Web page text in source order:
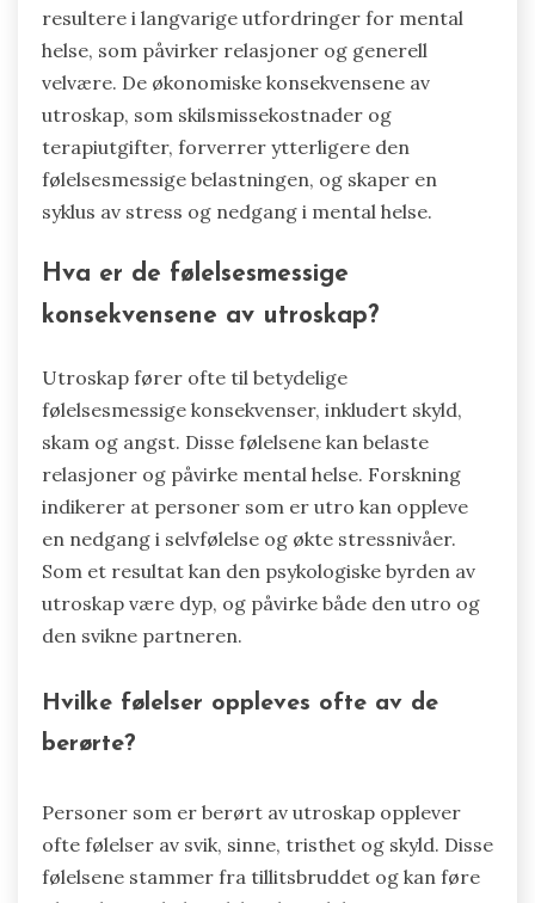
resultere i langvarige utfordringer for mental
helse, som påvirker relasjoner og generell
velvære. De økonomiske konsekvensene av
utroskap, som skilsmissekostnader og
terapiutgifter, forverrer ytterligere den
følelsesmessige belastningen, og skaper en
syklus av stress og nedgang i mental helse.
Hva er de følelsesmessige
konsekvensene av utroskap?
Utroskap fører ofte til betydelige
følelsesmessige konsekvenser, inkludert skyld,
skam og angst. Disse følelsene kan belaste
relasjoner og påvirke mental helse. Forskning
indikerer at personer som er utro kan oppleve
en nedgang i selvfølelse og økte stressnivåer.
Som et resultat kan den psykologiske byrden av
utroskap være dyp, og påvirke både den utro og
den svikne partneren.
Hvilke følelser oppleves ofte av de
berørte?
Personer som er berørt av utroskap opplever
ofte følelser av svik, sinne, tristhet og skyld. Disse
følelsene stammer fra tillitsbruddet og kan føre